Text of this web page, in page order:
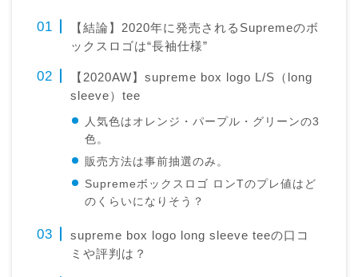
【結論】2020年に発売されるSupremeのボ
ックスロゴは“長袖仕様”
【2020AW】supreme box logo L/S（long
sleeve）tee
人気色はオレンジ・パープル・グリーンの3
色。
販売方法は事前抽選のみ。
Supremeボックスロゴ ロンTのプレ値はど
のくらいになりそう？
supreme box logo long sleeve teeの口コ
ミや評判は？